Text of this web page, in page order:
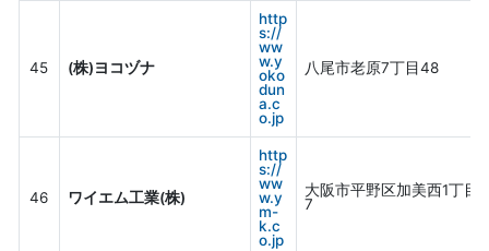
45 (株)ヨコヅナ
http
s://
ww
w.y
oko
dun
a.c
o.jp
八尾市老原7丁目48
46 ワイエム工業(株)
http
s://
ww
w.y
m-
k.c
o.jp
大阪市平野区加美西1丁目
7